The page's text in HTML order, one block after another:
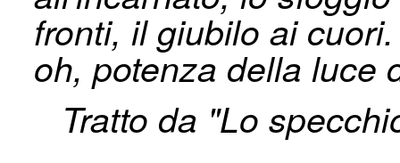
fronti, il giubilo ai
oh, potenza della luce
Tratto da "Lo